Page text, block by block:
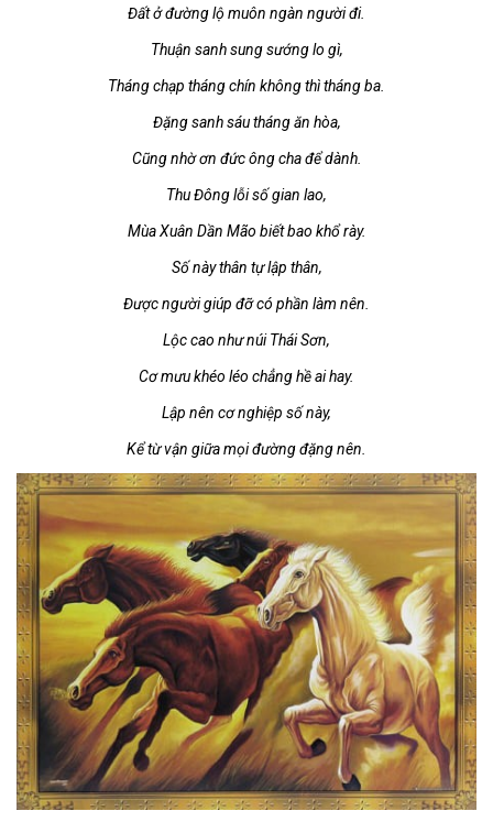
Đất ở đường lộ muôn ngàn người đi.
Thuận sanh sung sướng lo gì,
Tháng chạp tháng chín không thì tháng ba.
Đặng sanh sáu tháng ăn hòa,
Cũng nhờ ơn đức ông cha để dành.
Thu Đông lỗi số gian lao,
Mùa Xuân Dần Mão biết bao khổ rày.
Số này thân tự lập thân,
Được người giúp đỡ có phần làm nên.
Lộc cao như núi Thái Sơn,
Cơ mưu khéo léo chẳng hề ai hay.
Lập nên cơ nghiệp số này,
Kể từ vận giữa mọi đường đặng nên.